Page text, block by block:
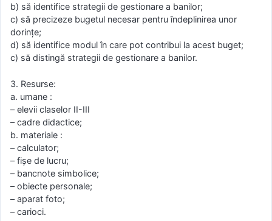
b) să identifice strategii de gestionare a banilor;
c) să precizeze bugetul necesar pentru îndeplinirea unor
dorințe;
d) să identifice modul în care pot contribui la acest buget;
c) să distingă strategii de gestionare a banilor.
3. Resurse:
a. umane :
– elevii claselor II-III
– cadre didactice;
b. materiale :
– calculator;
– fișe de lucru;
– bancnote simbolice;
– obiecte personale;
– aparat foto;
– carioci.